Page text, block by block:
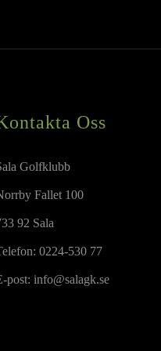
Oss
Golfklubb
Fallet 100
92 Sala
0224-530 77
post: info@salagk.se